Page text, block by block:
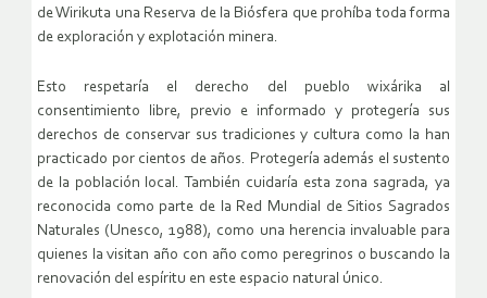
de Wirikuta una Reserva de la Biósfera que prohíba toda forma
de exploración y explotación minera.
Esto respetaría el derecho del pueblo wixárika al
consentimiento libre, previo e informado y protegería sus
derechos de conservar sus tradiciones y cultura como la han
practicado por cientos de años. Protegería además el sustento
de la población local. También cuidaría esta zona sagrada, ya
reconocida como parte de la Red Mundial de Sitios Sagrados
Naturales (Unesco, 1988), como una herencia invaluable para
quienes la visitan año con año como peregrinos o buscando la
renovación del espíritu en este espacio natural único.